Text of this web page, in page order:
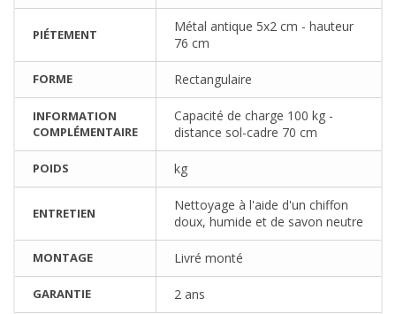
PIÉTEMENT
Métal antique 5x2 cm - hauteur
76 cm
FORME Rectangulaire
INFORMATION
COMPLÉMENTAIRE
Capacité de charge 100 kg -
distance sol-cadre 70 cm
POIDS kg
ENTRETIEN
Nettoyage à l'aide d'un chiffon
doux, humide et de savon neutre
MONTAGE Livré monté
GARANTIE 2 ans